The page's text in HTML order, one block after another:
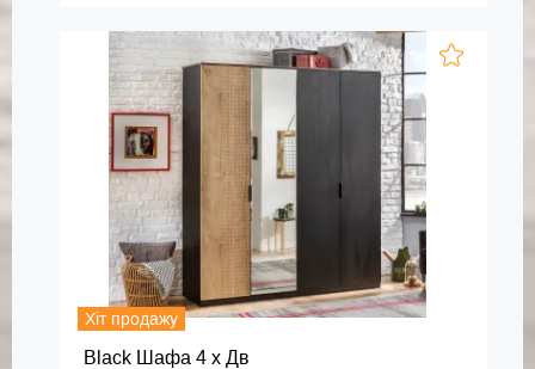
Хіт продажу
Black Шафа 4 х Дв